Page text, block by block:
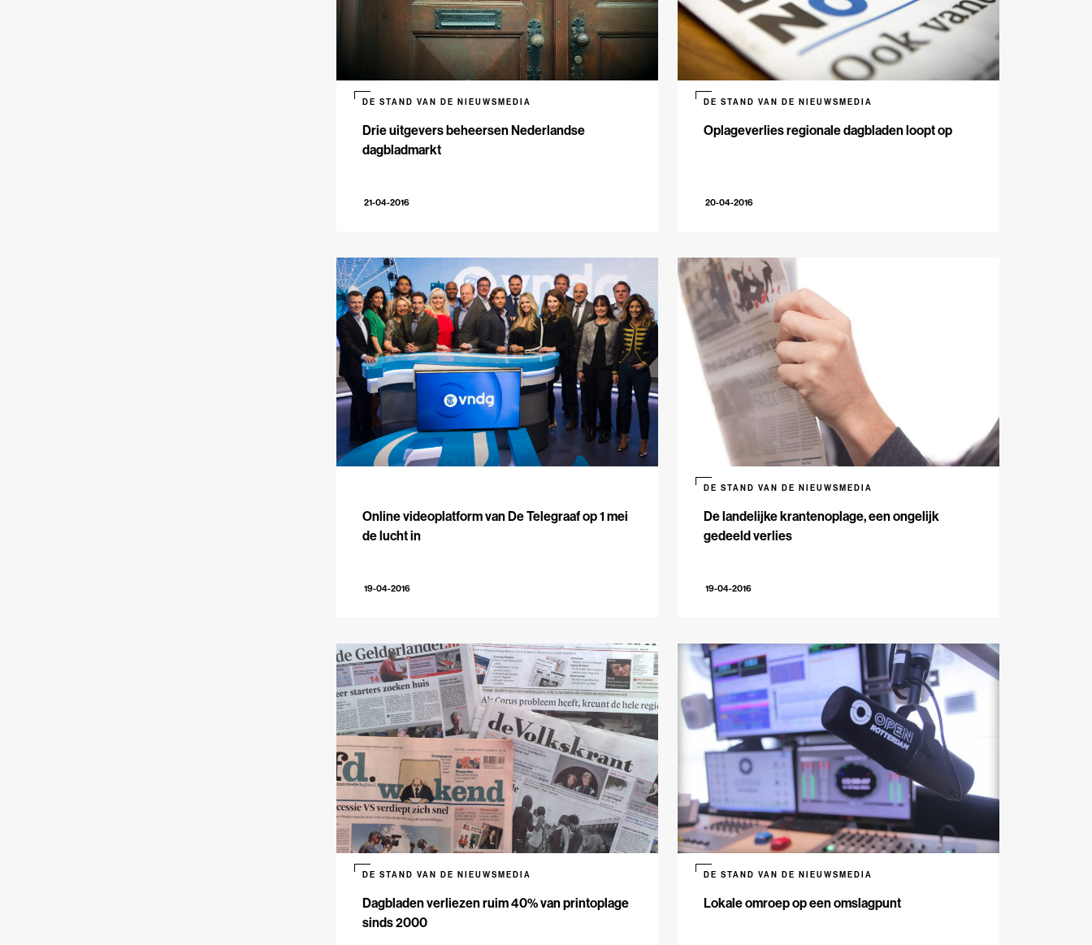
Drie uitgevers beheersen Nederlandse
dagbladmarkt
DE STAND VAN DE NIEUWSMEDIA
21-04-2016
Oplageverlies regionale dagbladen loopt op
DE STAND VAN DE NIEUWSMEDIA
20-04-2016
Online videoplatform van De Telegraaf op 1 mei
de lucht in
19-04-2016
De landelijke krantenoplage, een ongelijk
gedeeld verlies
DE STAND VAN DE NIEUWSMEDIA
19-04-2016
Dagbladen verliezen ruim 40% van printoplage
sinds 2000
DE STAND VAN DE NIEUWSMEDIA
Lokale omroep op een omslagpunt
DE STAND VAN DE NIEUWSMEDIA